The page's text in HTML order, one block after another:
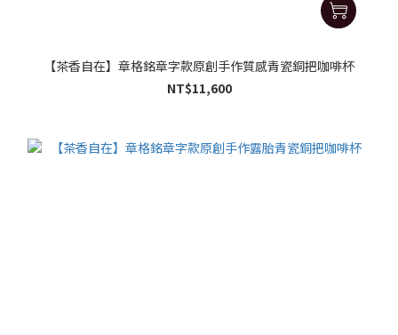
【茶香自在】章格銘章字款原創手作質感青瓷銅把咖啡杯
NT$11,600